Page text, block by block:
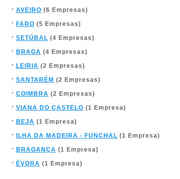
AVEIRO (6 Empresas)
FARO (5 Empresas)
SETÚBAL (4 Empresas)
BRAGA (4 Empresas)
LEIRIA (2 Empresas)
SANTARÉM (2 Empresas)
COIMBRA (2 Empresas)
VIANA DO CASTELO (1 Empresa)
BEJA (1 Empresa)
ILHA DA MADEIRA - FUNCHAL (1 Empresa)
BRAGANÇA (1 Empresa)
ÉVORA (1 Empresa)